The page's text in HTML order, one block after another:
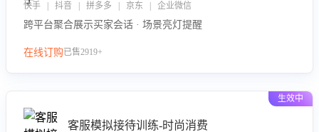
快手 | 抖音 | 拼多多 | 京东 | 企业微信
跨平台聚合展示买家会话 · 场景亮灯提醒
在线订购已售2919+
生效中
客服模拟接待训练-时尚消费